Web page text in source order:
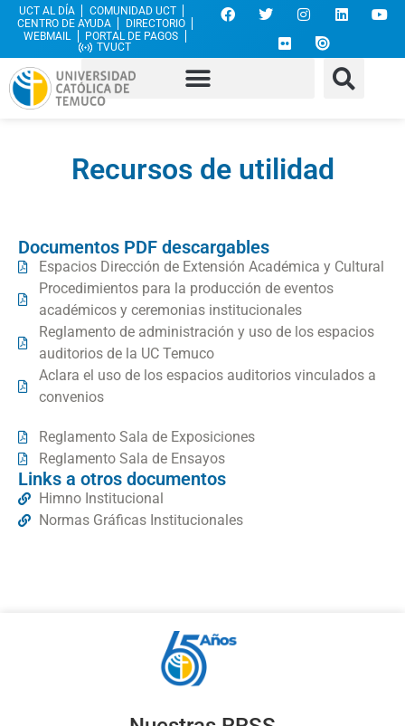
UCT AL DÍA
COMUNIDAD UCT
CENTRO DE AYUDA
DIRECTORIO
WEBMAIL
PORTAL DE PAGOS
TVUCT
Recursos de utilidad
Documentos PDF descargables
Espacios Dirección de Extensión Académica y Cultural
Procedimientos para la producción de eventos
académicos y ceremonias institucionales
Reglamento de administración y uso de los espacios
auditorios de la UC Temuco
Aclara el uso de los espacios auditorios vinculados a
convenios
Reglamento Sala de Exposiciones
Reglamento Sala de Ensayos
Links a otros documentos
Himno Institucional
Normas Gráficas Institucionales